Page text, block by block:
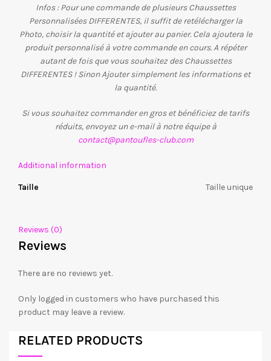
Infos : Pour une commande de plusieurs Chaussettes
Personnalisées DIFFERENTES, il suffit de retélécharger la
Photo, choisir la quantité et ajouter au panier. Cela ajoutera le
produit personnalisé à votre commande en cours. A répéter
autant de fois que vous souhaitez des Chaussettes
DIFFERENTES ! Sinon Ajouter simplement les informations et
la quantité.
Si vous souhaitez commander en gros et bénéficiez de tarifs
réduits, envoyez un e-mail à notre équipe à
contact@pantoufles-club.com
Additional information
Taille Taille unique
Reviews (0)
Reviews
There are no reviews yet.
Only logged in customers who have purchased this
product may leave a review.
RELATED PRODUCTS